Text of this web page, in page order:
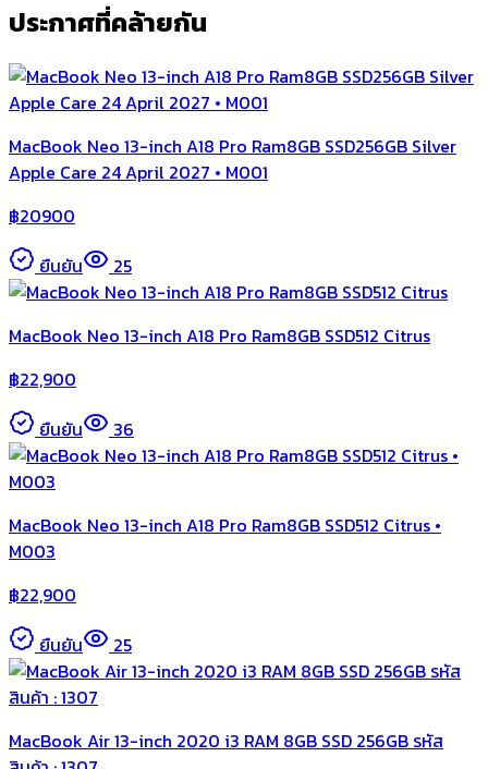
ประกาศที่คล้ายกัน
MacBook Neo 13-inch A18 Pro Ram8GB SSD256GB Silver
Apple Care 24 April 2027 • M001
฿20900
ยืนยัน
25
MacBook Neo 13-inch A18 Pro Ram8GB SSD512 Citrus
฿22,900
ยืนยัน
36
MacBook Neo 13-inch A18 Pro Ram8GB SSD512 Citrus •
M003
฿22,900
ยืนยัน
25
MacBook Air 13-inch 2020 i3 RAM 8GB SSD 256GB รหัส